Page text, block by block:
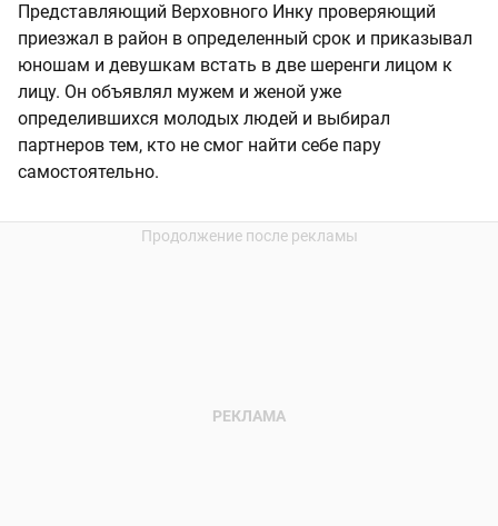
Представляющий Верховного Инку проверяющий
приезжал в район в определенный срок и приказывал
юношам и девушкам встать в две шеренги лицом к
лицу. Он объявлял мужем и женой уже
определившихся молодых людей и выбирал
партнеров тем, кто не смог найти себе пару
самостоятельно.